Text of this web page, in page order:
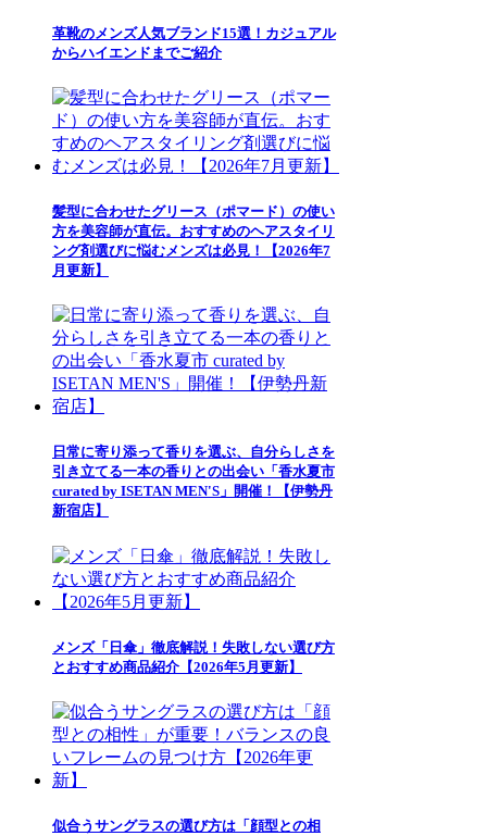
革靴のメンズ人気ブランド15選！カジュアル
からハイエンドまでご紹介
髪型に合わせたグリース（ポマード）の使い
方を美容師が直伝。おすすめのヘアスタイリ
ング剤選びに悩むメンズは必見！【2026年7
月更新】
日常に寄り添って香りを選ぶ、自分らしさを
引き立てる一本の香りとの出会い「香水夏市
curated by ISETAN MEN'S」開催！【伊勢丹
新宿店】
メンズ「日傘」徹底解説！失敗しない選び方
とおすすめ商品紹介【2026年5月更新】
似合うサングラスの選び方は「顔型との相